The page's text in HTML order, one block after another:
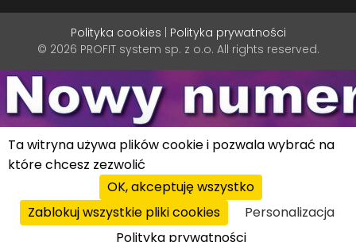
Polityka cookies | Polityka prywatności
© 2026 PROFIT system sp. z o.o. All rights reserved.
Ta witryna używa plików cookie i pozwala wybrać na
które chcesz zezwolić
OK, akceptuję wszystko
Zablokuj wszystkie pliki cookies
Personalizacja
Polityka prywatności